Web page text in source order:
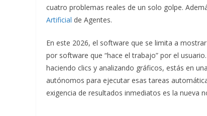
cuatro problemas reales de un solo golpe.
Artificial de Agentes.
En este 2026, el software que se limita a
por software que “hace el trabajo” por el
haciendo clics y analizando gráficos, estás en
autónomos para ejecutar esas tareas
exigencia de resultados inmediatos es la nueva